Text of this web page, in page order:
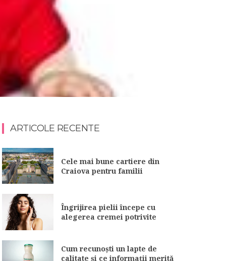
ARTICOLE RECENTE
Cele mai bune cartiere din
Craiova pentru familii
Îngrijirea pielii începe cu
alegerea cremei potrivite
Cum recunoști un lapte de
calitate și ce informații merită